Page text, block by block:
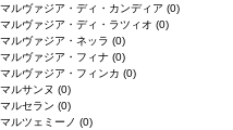
マルヴァジア・ディ・カンディア (0)
マルヴァジア・ディ・ラツィオ (0)
マルヴァジア・ネッラ (0)
マルヴァジア・フィナ (0)
マルヴァジア・フィンカ (0)
マルサンヌ (0)
マルセラン (0)
マルツェミーノ (0)